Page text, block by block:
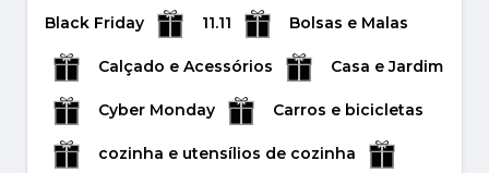
Leer másr
e telecomunicações Crianças e
brinquedos Vendas de outono
Valentine's Day Gifts
Roupas e
Black Friday 11.11 Bolsas e Malas
Calçado e Acessórios Casa e Jardim
Cyber Monday Carros e bicicletas
cozinha e utensílios de cozinha